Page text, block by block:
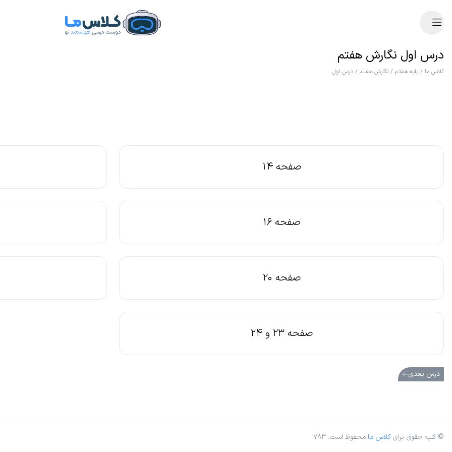
درس اول نگارش هفتم
کلاس ما / پایه هفتم / نگارش هفتم / درس اول
صفحه 14
صفحه 16
صفحه 20
صفحه 23 و 24
درس بعدی
© کلیه حقوق برایکلاس ما محفوظ است. ۷۸۳